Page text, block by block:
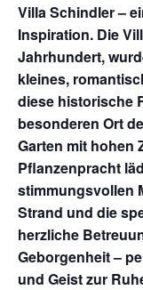
Villa Schindler –
Inspiration. Die
Jahrhundert,
kleines,
diese historische
besonderen Ort
Garten mit hohen
Pflanzenpracht
stimmungsvollen
Strand und die
herzliche
Geborgenheit –
und Geist zur